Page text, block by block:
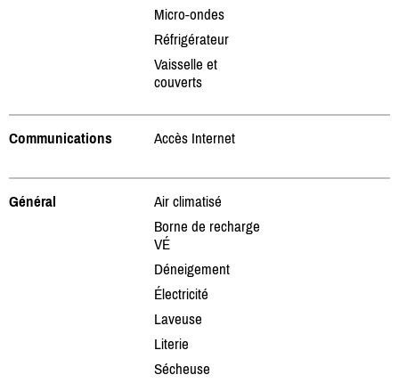
Micro-ondes
Réfrigérateur
Vaisselle et
couverts
Communications Accès Internet
Général
Air climatisé
Borne de recharge
VÉ
Déneigement
Électricité
Laveuse
Literie
Sécheuse